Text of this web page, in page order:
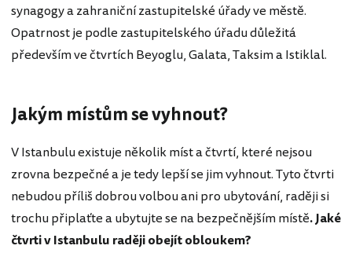
synagogy a zahraniční zastupitelské úřady ve městě.
Opatrnost je podle zastupitelského úřadu důležitá
především ve čtvrtích Beyoglu, Galata, Taksim a Istiklal.
Jakým místům se vyhnout?
V Istanbulu existuje několik míst a čtvrtí, které nejsou
zrovna bezpečné a je tedy lepší se jim vyhnout. Tyto čtvrti
nebudou příliš dobrou volbou ani pro ubytování, raději si
trochu připlaťte a ubytujte se na bezpečnějším místě. Jaké
čtvrti v Istanbulu raději obejít obloukem?